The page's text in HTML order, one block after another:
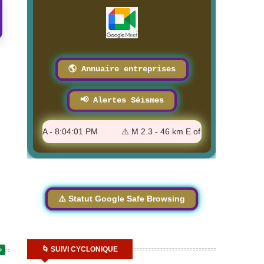
🌎 Annuaire entreprises
📢 Alertes Séismes
CA - 8:04:01 PM ⚠️ M 2.3 - 46 km E of Pedro Bay, Alaska -
⚠️ Statut Google Safe Browsing
🌀 SUIVI CYCLONIQUE